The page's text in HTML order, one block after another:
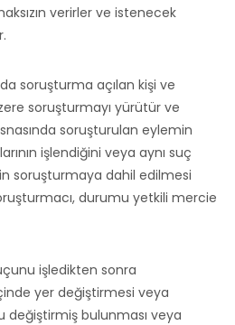
verirler ve istenecek
soruşturma açılan kişi ve
soruşturmayı yürütür ve
soruşturulan eylemin
işlendiğini veya aynı suç
soruşturmaya dahil edilmesi
durumu yetkili mercie
işledikten sonra
yer değiştirmesi veya
bulunması veya